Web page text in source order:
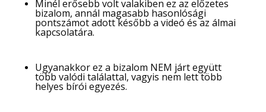
Minél erősebb volt valakiben ez az előzetes
bizalom, annál magasabb hasonlósági
pontszámot adott később a videó és az álmai
kapcsolatára.
Ugyanakkor ez a bizalom NEM járt együtt
több valódi találattal, vagyis nem lett több
helyes bírói egyezés.